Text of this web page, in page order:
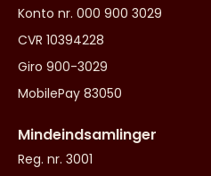
Konto nr. 000 900 3029
CVR 10394228
Giro 900-3029
MobilePay 83050
Mindeindsamlinger
Reg. nr. 3001